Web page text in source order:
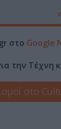
στο Google
την Τέχνη
στο